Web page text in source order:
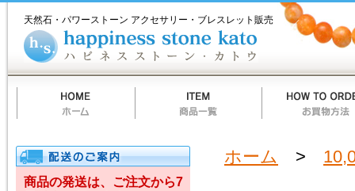
天然石・パワーストーン アクセサリー・ブレスレット販売
モ
ル
ダ
ト・
ハ
ホ
商
お
質
当
内
お
ー
商品の発送は、ご注文から7
ホーム >
ハ
ト